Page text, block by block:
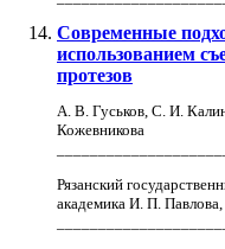
Современные
использованием
протезов
А. В. Гуськов, С. И.
Кожевникова
Рязанский
академика И. П.